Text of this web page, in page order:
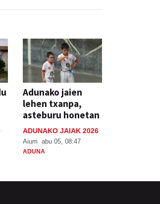
Adunako jaien
lehen txanpa,
asteburu honetan
ADUNAKO JAIAK 2026
Aiurri abu 05, 08:47
ADUNA